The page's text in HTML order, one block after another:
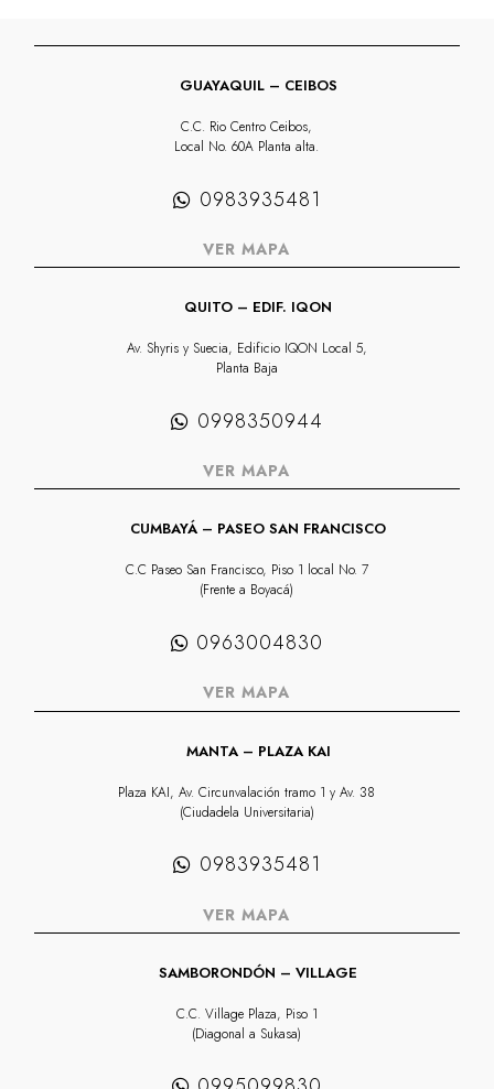
GUAYAQUIL – CEIBOS
C.C. Rio Centro Ceibos,
Local No. 60A Planta alta.
0983935481
VER MAPA
QUITO – EDIF. IQON
Av. Shyris y Suecia, Edificio IQON Local 5,
Planta Baja
0998350944
VER MAPA
CUMBAYÁ – PASEO SAN FRANCISCO
C.C Paseo San Francisco, Piso 1 local No. 7
(Frente a Boyacá)
0963004830
VER MAPA
MANTA – PLAZA KAI
Plaza KAI, Av. Circunvalación tramo 1 y Av. 38
(Ciudadela Universitaria)
0983935481
VER MAPA
SAMBORONDÓN – VILLAGE
C.C. Village Plaza, Piso 1
(Diagonal a Sukasa)